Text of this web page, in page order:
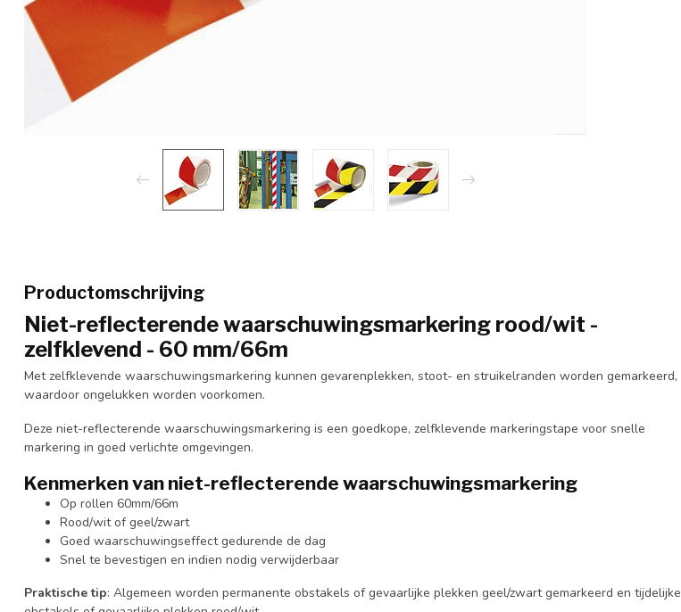
Productomschrijving
Niet-reflecterende waarschuwingsmarkering rood/wit -
zelfklevend - 60 mm/66m
Met zelfklevende waarschuwingsmarkering kunnen gevarenplekken, stoot- en struikelranden worden gemarkeerd,
waardoor ongelukken worden voorkomen.
Deze niet-reflecterende waarschuwingsmarkering is een goedkope, zelfklevende markeringstape voor snelle
markering in goed verlichte omgevingen.
Kenmerken van niet-reflecterende waarschuwingsmarkering
Op rollen 60mm/66m
Rood/wit of geel/zwart
Goed waarschuwingseffect gedurende de dag
Snel te bevestigen en indien nodig verwijderbaar
Praktische tip: Algemeen worden permanente obstakels of gevaarlijke plekken geel/zwart gemarkeerd en tijdelijke